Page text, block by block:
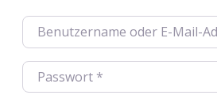
Benutzername oder E-Mail-
Passwort